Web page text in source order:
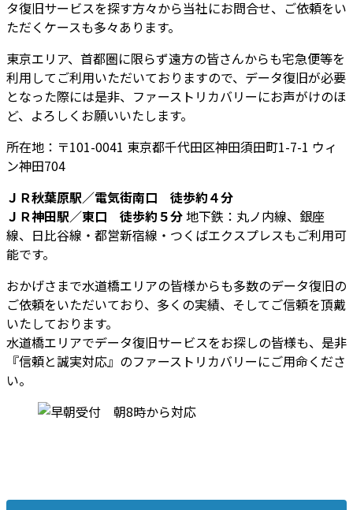
タ復旧サービスを探す方々から当社にお問合せ、ご依頼をい
ただくケースも多々あります。
東京エリア、首都圏に限らず遠方の皆さんからも宅急便等を
利用してご利用いただいておりますので、データ復旧が必要
となった際には是非、ファーストリカバリーにお声がけのほ
ど、よろしくお願いいたします。
所在地：〒101-0041 東京都千代田区神田須田町1-7-1 ウィ
ン神田704
ＪＲ秋葉原駅／電気街南口 徒歩約４分
ＪＲ神田駅／東口 徒歩約５分地下鉄：丸ノ内線、銀座
線、日比谷線・都営新宿線・つくばエクスプレスもご利用可
能です。
おかげさまで水道橋エリアの皆様からも多数のデータ復旧の
ご依頼をいただいており、多くの実績、そしてご信頼を頂戴
いたしております。
水道橋エリアでデータ復旧サービスをお探しの皆様も、是非
『信頼と誠実対応』のファーストリカバリーにご用命くださ
い。